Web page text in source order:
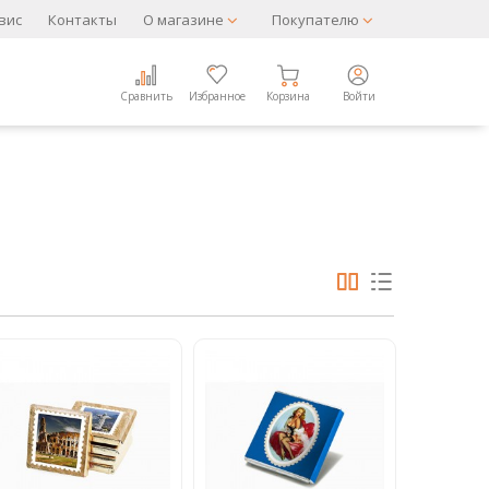
Контакты О магазине Покупателю
Сравнить Избранное Корзина Войти